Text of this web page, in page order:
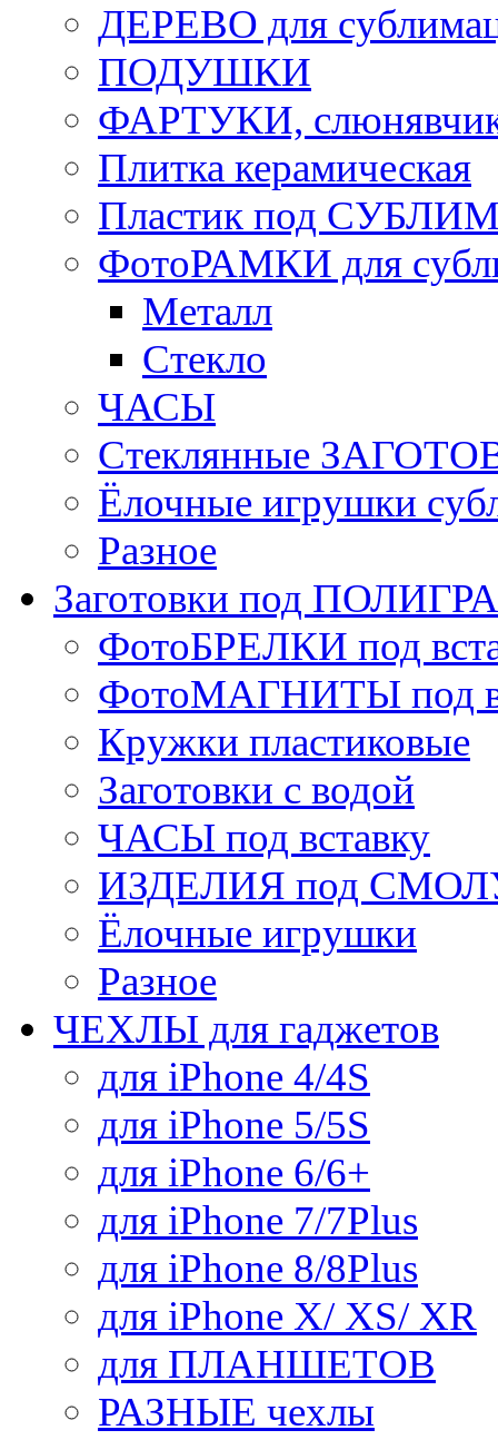
ДЕРЕВО для
ПОДУШКИ
ФАРТУКИ,
Плитка керамическая
Пластик под
ФотоРАМКИ для
Металл
Стекло
ЧАСЫ
Стеклянные
Ёлочные игрушки
Разное
Заготовки под
ФотоБРЕЛКИ под
ФотоМАГНИТЫ под
Кружки пластиковые
Заготовки с водой
ЧАСЫ под вставку
ИЗДЕЛИЯ под
Ёлочные игрушки
Разное
ЧЕХЛЫ для гаджетов
для iPhone 4/4S
для iPhone 5/5S
для iPhone 6/6+
для iPhone 7/7Plus
для iPhone 8/8Plus
для iPhone X/ XS/ XR
для ПЛАНШЕТОВ
РАЗНЫЕ чехлы